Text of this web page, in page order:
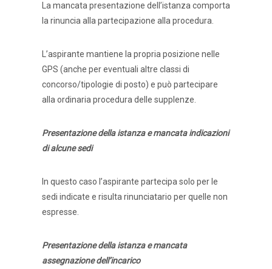
La mancata presentazione dell’istanza comporta
la rinuncia alla partecipazione alla procedura.
L’aspirante mantiene la propria posizione nelle
GPS (anche per eventuali altre classi di
concorso/tipologie di posto) e può partecipare
alla ordinaria procedura delle supplenze.
Presentazione della istanza e mancata indicazioni
di alcune sedi
In questo caso l’aspirante partecipa solo per le
sedi indicate e risulta rinunciatario per quelle non
espresse.
Presentazione della istanza e mancata
assegnazione dell’incarico